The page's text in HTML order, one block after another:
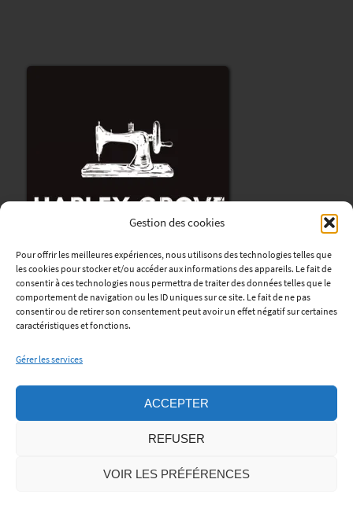
Gestion des cookies
Pour offrir les meilleures expériences, nous utilisons des technologies telles que
les cookies pour stocker et/ou accéder aux informations des appareils. Le fait de
consentir à ces technologies nous permettra de traiter des données telles que le
comportement de navigation ou les ID uniques sur ce site. Le fait de ne pas
consentir ou de retirer son consentement peut avoir un effet négatif sur certaines
caractéristiques et fonctions.
Gérer les services
ACCEPTER
REFUSER
VOIR LES PRÉFÉRENCES
Harley Grove
76170 Lillebonne
Lundi au Vendredi : de 9h à 12h et de 13h30 à 18h.